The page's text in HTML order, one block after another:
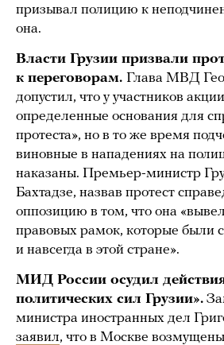
призывал полицию к
она.
Власти Грузии призвали
к переговорам. Глава МВД
допустил, что у участников
определенные основания для
протеста», но в то же время
виновные в нападениях на
наказаны. Премьер-министр
Бахтадзе, назвав протест
оппозицию в том, что она
правовых рамок, которые были
и навсегда в этой стране».
МИД России осудил
политических сил Грузии».
министра иностранных дел
заявил, что в Москве